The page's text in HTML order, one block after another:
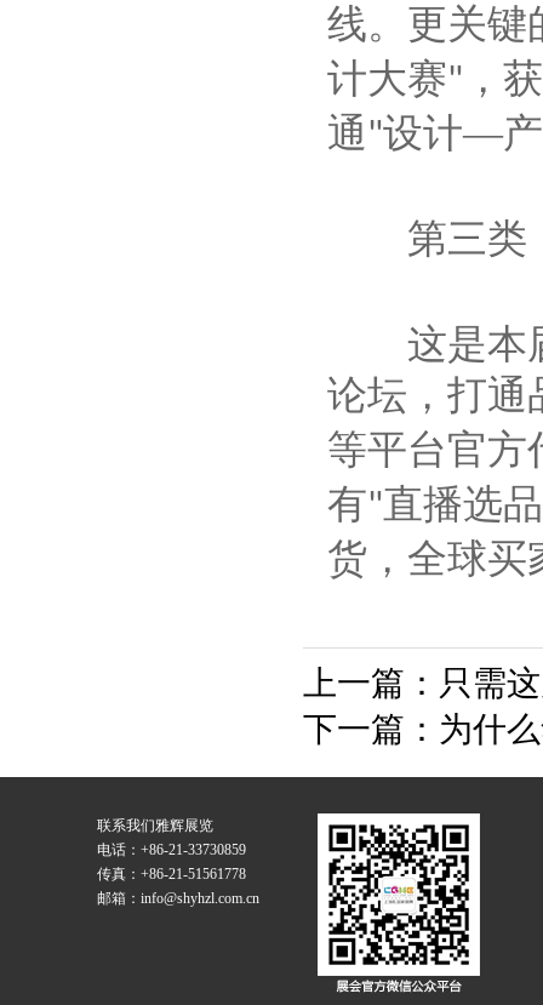
线。更关键
计大赛" ，
通 "设计—
第三类：
这是本届
论坛，打通
等平台官方
有"直播选
货，全球
上一篇： 只需
下一篇： 为什
联系我们雅辉展览
电话：+86-21-33730859
传真：+86-21-51561778
邮箱：info@shyhzl.com.cn